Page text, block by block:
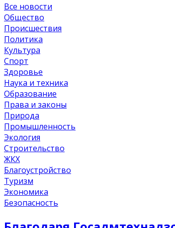
Все новости
Общество
Происшествия
Политика
Культура
Спорт
Здоровье
Наука и техника
Образование
Права и законы
Природа
Промышленность
Экология
Строительство
ЖКХ
Благоустройство
Туризм
Экономика
Безопасность